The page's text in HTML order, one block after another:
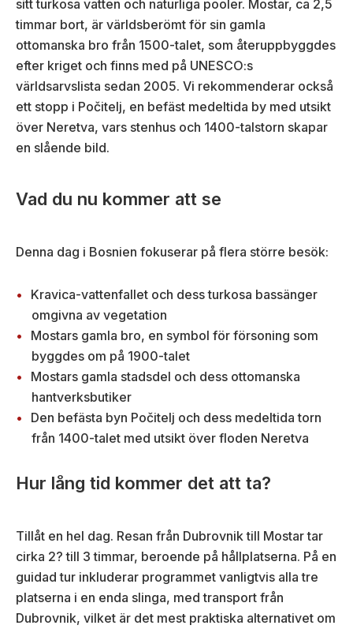
sitt turkosa vatten och naturliga pooler. Mostar, ca 2,5
timmar bort, är världsberömt för sin gamla
ottomanska bro från 1500-talet, som återuppbyggdes
efter kriget och finns med på UNESCO:s
världsarvslista sedan 2005. Vi rekommenderar också
ett stopp i Počitelj, en befäst medeltida by med utsikt
över Neretva, vars stenhus och 1400-talstorn skapar
en slående bild.
Vad du nu kommer att se
Denna dag i Bosnien fokuserar på flera större besök:
Kravica-vattenfallet och dess turkosa bassänger
omgivna av vegetation
Mostars gamla bro, en symbol för försoning som
byggdes om på 1900-talet
Mostars gamla stadsdel och dess ottomanska
hantverksbutiker
Den befästa byn Počitelj och dess medeltida torn
från 1400-talet med utsikt över floden Neretva
Hur lång tid kommer det att ta?
Tillåt en hel dag. Resan från Dubrovnik till Mostar tar
cirka 2? till 3 timmar, beroende på hållplatserna. På en
guidad tur inkluderar programmet vanligtvis alla tre
platserna i en enda slinga, med transport från
Dubrovnik, vilket är det mest praktiska alternativet om